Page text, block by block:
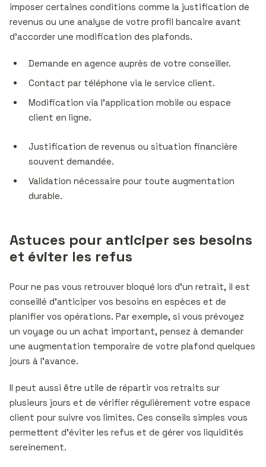
imposer certaines conditions comme la justification de
revenus ou une analyse de votre profil bancaire avant
d’accorder une modification des plafonds.
Demande en agence auprès de votre conseiller.
Contact par téléphone via le service client.
Modification via l’application mobile ou espace
client en ligne.
Justification de revenus ou situation financière
souvent demandée.
Validation nécessaire pour toute augmentation
durable.
Astuces pour anticiper ses besoins
et éviter les refus
Pour ne pas vous retrouver bloqué lors d’un retrait, il est
conseillé d’anticiper vos besoins en espèces et de
planifier vos opérations. Par exemple, si vous prévoyez
un voyage ou un achat important, pensez à demander
une augmentation temporaire de votre plafond quelques
jours à l’avance.
Il peut aussi être utile de répartir vos retraits sur
plusieurs jours et de vérifier régulièrement votre espace
client pour suivre vos limites. Ces conseils simples vous
permettent d’éviter les refus et de gérer vos liquidités
sereinement.